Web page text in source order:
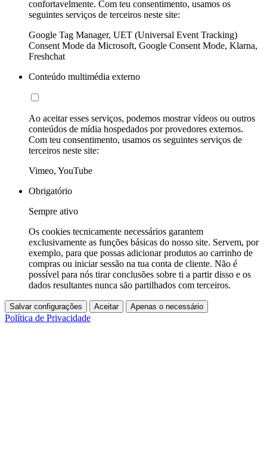
confortavelmente. Com teu consentimento, usamos os
seguintes serviços de terceiros neste site:
Google Tag Manager, UET (Universal Event Tracking)
Consent Mode da Microsoft, Google Consent Mode, Klarna,
Freshchat
Conteúdo multimédia externo
Ao aceitar esses serviços, podemos mostrar vídeos ou outros
conteúdos de mídia hospedados por provedores externos.
Com teu consentimento, usamos os seguintes serviços de
terceiros neste site:
Vimeo, YouTube
Obrigatório
Sempre ativo
Os cookies tecnicamente necessários garantem
exclusivamente as funções básicas do nosso site. Servem, por
exemplo, para que possas adicionar produtos ao carrinho de
compras ou iniciar sessão na tua conta de cliente. Não é
possível para nós tirar conclusões sobre ti a partir disso e os
dados resultantes nunca são partilhados com terceiros.
Salvar configurações Aceitar Apenas o necessário
Política de Privacidade